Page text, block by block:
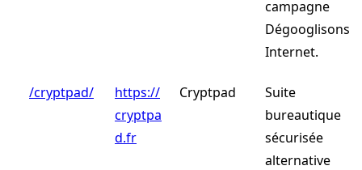
campagne
Dégooglisons
Internet.
/cryptpad/
https://
cryptpa
d.fr
Cryptpad
Suite
bureautique
sécurisée
alternative